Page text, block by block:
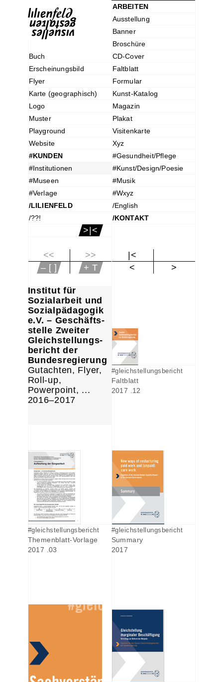
ARBEITEN
Ausstellung
Banner
Broschüre
Buch
CD-Cover
Erscheinungsbild
Faltblatt
Flyer
Formular
Karte (geographisch)
Kunst-Katalog
Logo
Magazin
Muster
Plakat
Playground
Visitenkarte
Website
Xyz
#KUNDEN
#Gesundheit/Pflege
#Institutionen
#Kunst/Design/Poesie
#Museen
#Musik
#Verlage
#Wxyz
/LILIENFELD
/English
/??!
/KONTAKT
>|<
<<
>>
– [ ]
+ T
|<
<
>
Institut für
Sozialarbeit und
Sozialpädagogik
e.V. – Geschäfts-
stelle Zweiter
Gleichstellungs-
bericht der
Bundesregierung
Gutachten, Flyer,
Roll-up,
Powerpoint, ...
2016–2017
#gleichstellungsbericht
Faltblatt
2017 .12
#gleichstellungsbericht
Themenblatt-Vorlage
2017 .03
#gleichstellungsbericht
Summary
2017